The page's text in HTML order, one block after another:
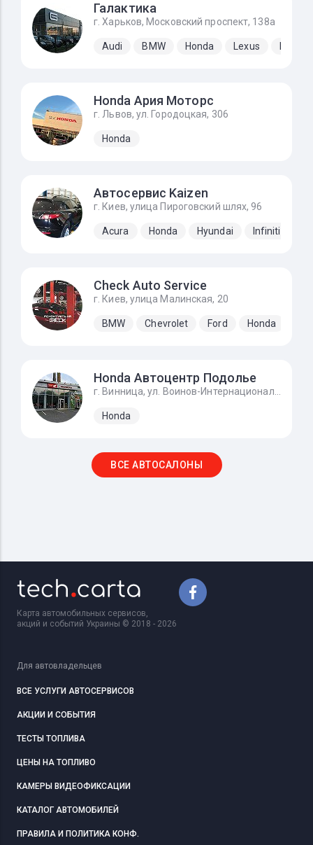
Галактика
г. Харьков, Московский проспект, 138а
Audi BMW Honda Lexus
Honda Ария Моторс
г. Львов, ул. Городоцкая, 306
Honda
Автосервис Kaizen
г. Киев, улица Пироговский шлях, 96
Acura Honda Hyundai Infiniti
Check Auto Service
г. Киев, улица Малинская, 20
BMW Chevrolet Ford Honda
Honda Автоцентр Подолье
Honda
ВСЕ АВТОСАЛОНЫ
Карта автомобильных сервисов,
акций и событий Украины © 2018 - 2026
Для автовладельцев
ВСЕ УСЛУГИ АВТОСЕРВИСОВ
АКЦИИ И СОБЫТИЯ
ТЕСТЫ ТОПЛИВА
ЦЕНЫ НА ТОПЛИВО
КАМЕРЫ ВИДЕОФИКСАЦИИ
КАТАЛОГ АВТОМОБИЛЕЙ
ПРАВИЛА И ПОЛИТИКА КОНФ.